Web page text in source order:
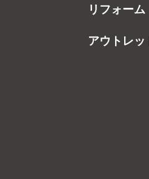
リフォーム
アウトレ